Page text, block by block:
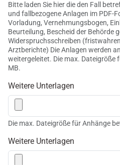
Bitte laden Sie hier die den Fall
und fallbezogene Anlagen im PDF-
Vorladung, Vernehmungsbogen,
Beurteilung, Bescheid der Behörde
Widerspruchsschreiben
Arztberichte) Die Anlagen werden
weitergeleitet. Die max. Dateigröße
MB.
Weitere Unterlagen
Die max. Dateigröße für Anhänge
Weitere Unterlagen